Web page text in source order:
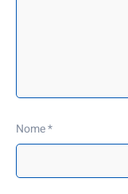
Nome*